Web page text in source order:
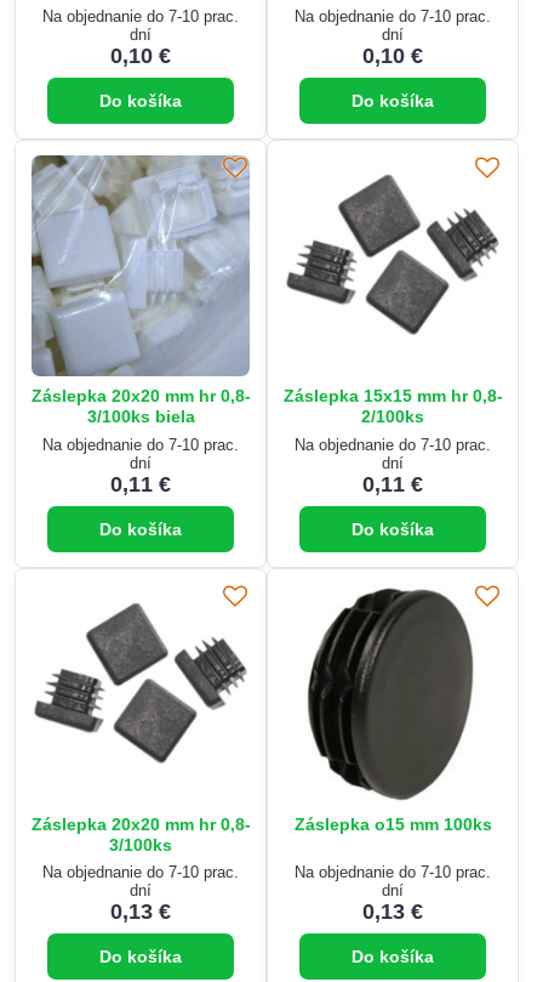
Na objednanie do 7-10 prac.
dní
0,10 €
Do košíka
Na objednanie do 7-10 prac.
dní
0,10 €
Do košíka
Záslepka 20x20 mm hr 0,8-
3/100ks biela
Na objednanie do 7-10 prac.
dní
0,11 €
Do košíka
Záslepka 15x15 mm hr 0,8-
2/100ks
Na objednanie do 7-10 prac.
dní
0,11 €
Do košíka
Záslepka 20x20 mm hr 0,8-
3/100ks
Na objednanie do 7-10 prac.
dní
0,13 €
Do košíka
Záslepka o15 mm 100ks
Na objednanie do 7-10 prac.
dní
0,13 €
Do košíka